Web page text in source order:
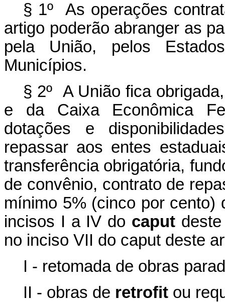
§ 1º As operações
artigo poderão abranger as
pela União, pelos
Municípios.
§ 2º A União fica
e da Caixa Econômica
dotações e
repassar aos entes
transferência obrigatória,
de convênio, contrato de
mínimo 5% (cinco por cento)
incisos I a IV do caput
no inciso VII do caput deste
I - retomada de obras
II - obras de retrofit ou